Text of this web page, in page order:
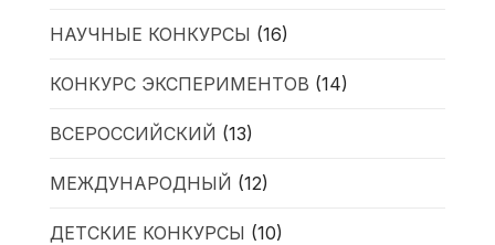
НАУЧНЫЕ КОНКУРСЫ (16)
КОНКУРС ЭКСПЕРИМЕНТОВ (14)
ВСЕРОССИЙСКИЙ (13)
МЕЖДУНАРОДНЫЙ (12)
ДЕТСКИЕ КОНКУРСЫ (10)